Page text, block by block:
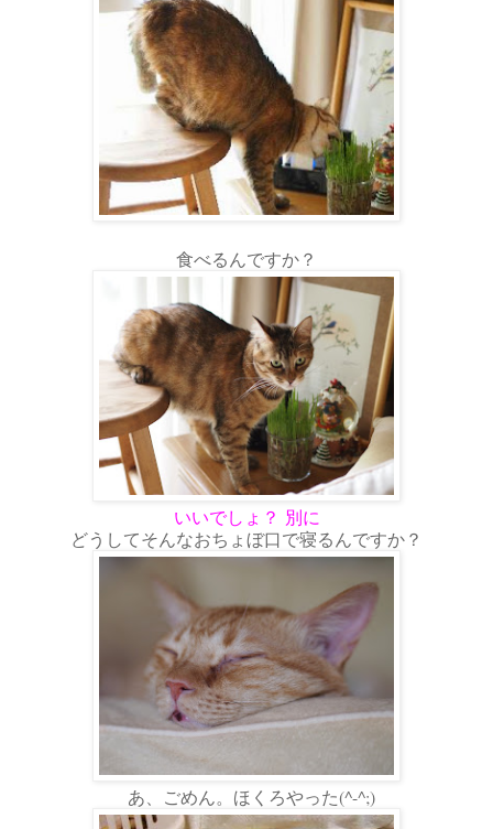
食べるんですか？
いいでしょ？ 別に
どうしてそんなおちょぼ口で寝るんですか？
あ、ごめん。ほくろやった(^-^;)